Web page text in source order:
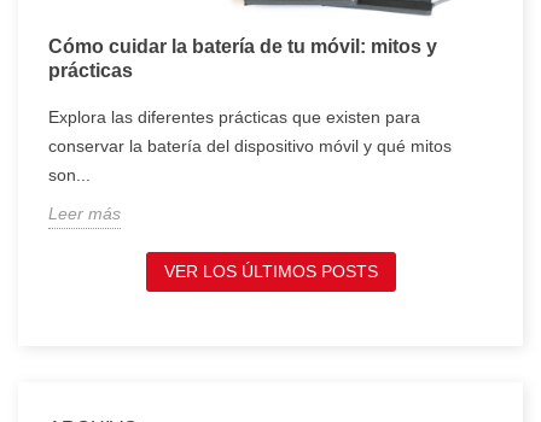
Cómo cuidar la batería de tu móvil: mitos y
prácticas
Explora las diferentes prácticas que existen para
conservar la batería del dispositivo móvil y qué mitos
son...
Leer más
VER LOS ÚLTIMOS POSTS